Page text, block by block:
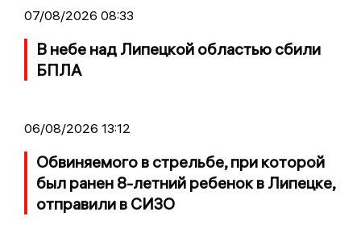
07/08/2026 08:33
В небе над Липецкой областью сбили
БПЛА
06/08/2026 13:12
Обвиняемого в стрельбе, при которой
был ранен 8-летний ребенок в Липецке,
отправили в СИЗО